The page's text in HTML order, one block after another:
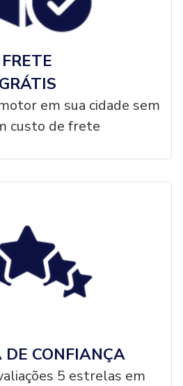
FRETE
GRÁTIS
em sua cidade sem
custo de frete
DE CONFIANÇA
5 estrelas em